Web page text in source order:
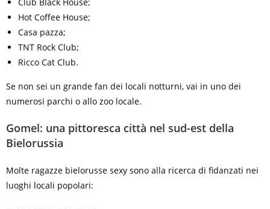
Club Black House;
Hot Coffee House;
Casa pazza;
TNT Rock Club;
Ricco Cat Club.
Se non sei un grande fan dei locali notturni, vai in uno dei
numerosi parchi o allo zoo locale.
Gomel: una pittoresca città nel sud-est della
Bielorussia
Molte ragazze bielorusse sexy sono alla ricerca di fidanzati nei
luoghi locali popolari: